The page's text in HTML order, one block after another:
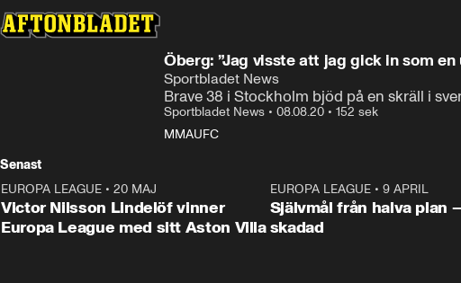
Öberg: ”Jag visste att jag gick in som en
Sportbladet News
Brave 38 i Stockholm bjöd på en skräll i
Sportbladet News • 08.08.20 • 152 sek
MMAUFC
Senast
EUROPA LEAGUE • 20 MAJ
Victor Nilsson Lindelöf vinner
Europa League med sitt Aston Villa
EUROPA LEAGUE• 9 APRIL
Självmål från halva plan
skadad